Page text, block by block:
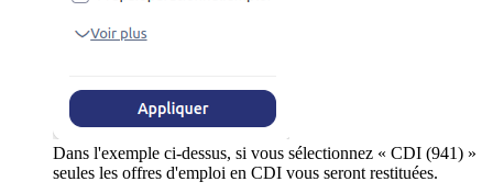
Dans l'exemple ci-dessus, si vous sélectionnez « CDI (941) »
seules les offres d'emploi en CDI vous seront restituées.